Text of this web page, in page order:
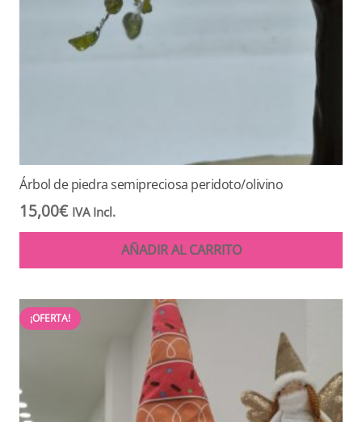
Árbol de piedra semipreciosa peridoto/olivino
15,00€ IVA Incl.
AÑADIR AL CARRITO
¡OFERTA!